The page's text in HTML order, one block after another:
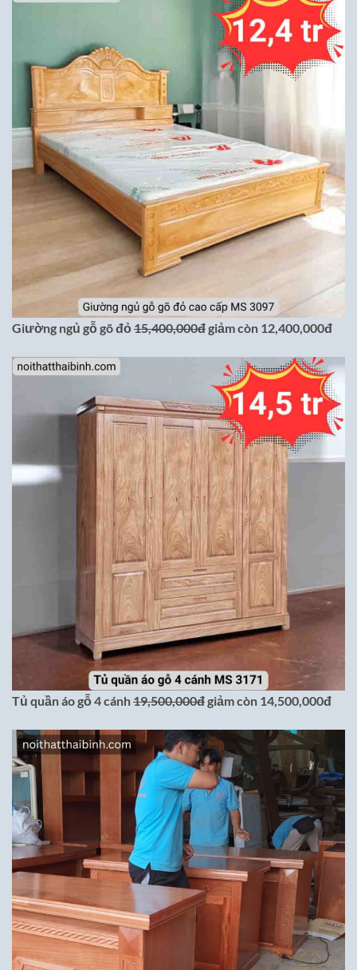
Giường ngủ gỗ gõ đỏ 15,400,000đgiảm còn 12,400,000đ
Tủ quần áo gỗ 4 cánh19,500,000đgiảm còn 14,500,000đ